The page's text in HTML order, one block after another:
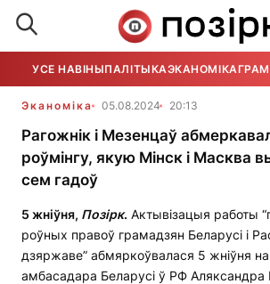
УСЕ НАВІНЫПАЛІТЫКАЭКАНОМІКА
Эканоміка 05.08.2024 20:13
Рагожнік і Мезенцаў
роўмінгу, якую Мінск і Масква
сем гадоў
5 жніўня, Позірк. Актывізацыя работы
роўных правоў грамадзян Беларусі і
дзяржаве” абмяркоўвалася 5 жніўня
амбасадара Беларусі ў РФ Аляксандра